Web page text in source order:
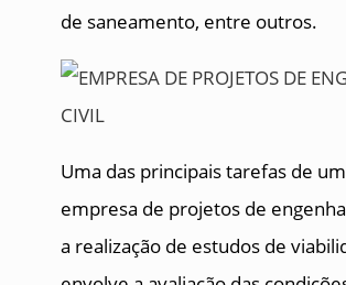
de saneamento, entre outros.
Uma das principais tarefas de
empresa de projetos de
a realização de estudos de